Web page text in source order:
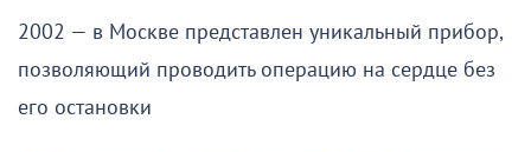
2002 — в Москве представлен уникальный прибор,
позволяющий проводить операцию на сердце без
его остановки